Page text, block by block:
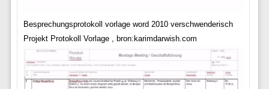
Besprechungsprotokoll vorlage word 2010 verschwenderisch
Projekt Protokoll Vorlage , bron:karimdarwish.com